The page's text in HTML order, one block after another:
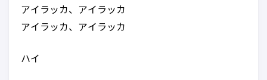
アイラッカ、アイラッカ
アイラッカ、アイラッカ
ハイ